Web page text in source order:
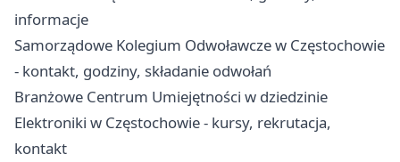
informacje
Samorządowe Kolegium Odwoławcze w Częstochowie
- kontakt, godziny, składanie odwołań
Branżowe Centrum Umiejętności w dziedzinie
Elektroniki w Częstochowie - kursy, rekrutacja,
kontakt